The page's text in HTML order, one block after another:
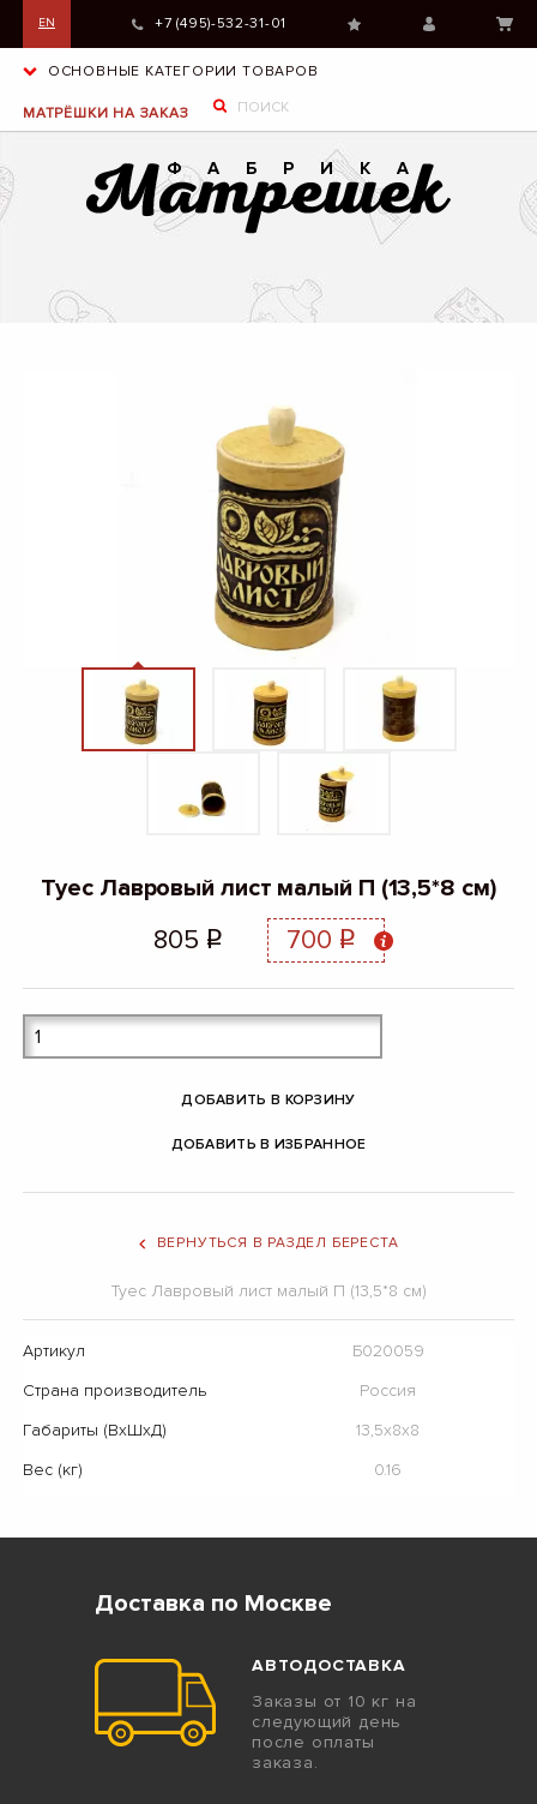
EN +7 (495)-532-31-01
ОСНОВНЫЕ КАТЕГОРИИ ТОВАРОВ
МАТРЁШКИ НА ЗАКАЗ
Туес Лавровый лист малый П (13,5*8 см)
805 q 700 q
ДОБАВИТЬ В КОРЗИНУ
ДОБАВИТЬ В ИЗБРАННОЕ
ВЕРНУТЬСЯ В РАЗДЕЛ БЕРЕСТА
Туес Лавровый лист малый П (13,5*8 см)
Артикул
Б020059
Страна производитель
Россия
Габариты (ВхШхД)
13,5х8х8
Вес (кг)
0.16
Доставка по Москве
АВТОДОСТАВКА
Заказы от 10 кг на
следующий день
после оплаты
заказа.